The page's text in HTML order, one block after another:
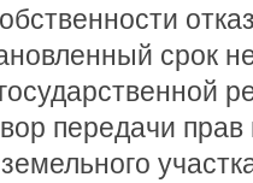
срок
передачи